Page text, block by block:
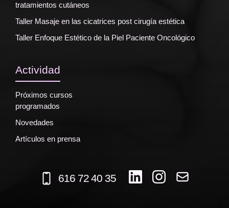
tratamientos cutáneos
Taller Masaje en las cicatrices post cirugía estética
Taller Enfoque Estético de la Piel Paciente Oncológico
Actividad
Próximos cursos
programados
Novedades
Artículos en prensa
616 72 40 35